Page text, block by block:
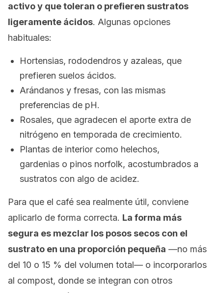
activo y que toleran o prefieren sustratos
ligeramente ácidos. Algunas opciones
habituales:
Hortensias, rododendros y azaleas, que
prefieren suelos ácidos.
Arándanos y fresas, con las mismas
preferencias de pH.
Rosales, que agradecen el aporte extra de
nitrógeno en temporada de crecimiento.
Plantas de interior como helechos,
gardenias o pinos norfolk, acostumbrados a
sustratos con algo de acidez.
Para que el café sea realmente útil, conviene
aplicarlo de forma correcta. La forma más
segura es mezclar los posos secos con el
sustrato en una proporción pequeña —no más
del 10 o 15 % del volumen total— o incorporarlos
al compost, donde se integran con otros